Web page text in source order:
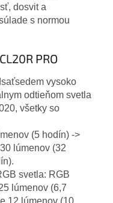
dosvit a
s normou
PRO
vysoko
odtieňom svetla
všetky so
(5 hodín) ->
lúmenov (32
svetla: RGB
lúmenov (6,7
12 lúmenov (10